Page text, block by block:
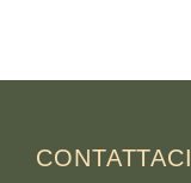
CONTATTACI